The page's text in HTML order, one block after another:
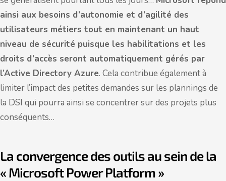
ainsi aux besoins d’autonomie et d’agilité des
utilisateurs métiers tout en maintenant un haut
niveau de sécurité puisque les habilitations et les
droits d’accès seront automatiquement gérés par
l’Active Directory Azure. Cela contribue également à
limiter l’impact des petites demandes sur les plannings de
la DSI qui pourra ainsi se concentrer sur des projets plus
conséquents…
La convergence des outils au sein de la
« Microsoft Power Platform »